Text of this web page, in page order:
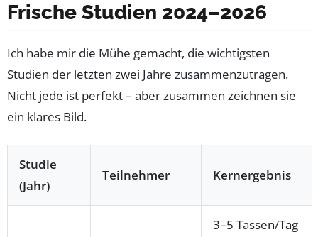
Frische Studien 2024–2026
Ich habe mir die Mühe gemacht, die wichtigsten
Studien der letzten zwei Jahre zusammenzutragen.
Nicht jede ist perfekt – aber zusammen zeichnen sie
ein klares Bild.
Studie
(Jahr)
Teilnehmer Kernergebnis
3–5 Tassen/Tag